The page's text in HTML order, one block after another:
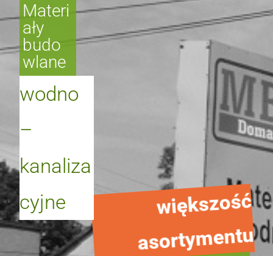
Materi
ały
budo
wlane
wodno
–
kanaliza
cyjne
większość
asorty
mentu